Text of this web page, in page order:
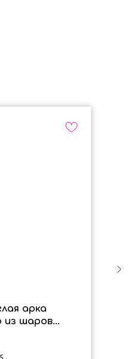
арка
из шаров
метров